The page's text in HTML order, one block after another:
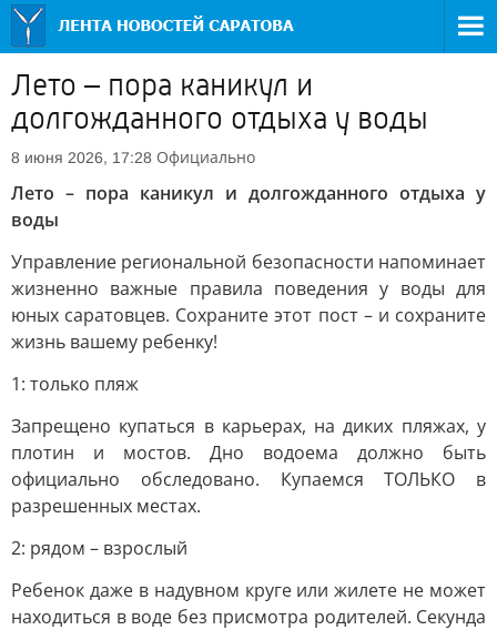
Лето – пора каникул и
долгожданного отдыха у воды
8 июня 2026, 17:28 Официально
Лето – пора каникул и долгожданного отдыха у
воды
Управление региональной безопасности напоминает
жизненно важные правила поведения у воды для
юных саратовцев. Сохраните этот пост – и сохраните
жизнь вашему ребенку!
1: только пляж
Запрещено купаться в карьерах, на диких пляжах, у
плотин и мостов. Дно водоема должно быть
официально обследовано. Купаемся ТОЛЬКО в
разрешенных местах.
2: рядом – взрослый
Ребенок даже в надувном круге или жилете не может
находиться в воде без присмотра родителей. Секунда